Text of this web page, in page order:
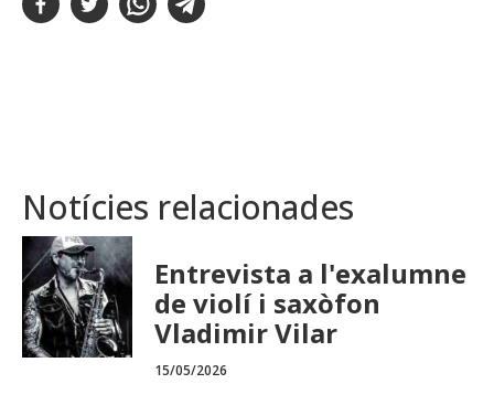
Notícies relacionades
Entrevista a l'exalumne
de violí i saxòfon
Vladimir Vilar
15/05/2026